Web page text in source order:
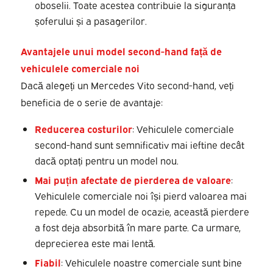
oboselii. Toate acestea contribuie la siguranța
șoferului și a pasagerilor.
Avantajele unui model second-hand față de
vehiculele comerciale noi
Dacă alegeți un Mercedes Vito second-hand, veți
beneficia de o serie de avantaje:
Reducerea costurilor: Vehiculele comerciale
second-hand sunt semnificativ mai ieftine decât
dacă optați pentru un model nou.
Mai puțin afectate de pierderea de valoare:
Vehiculele comerciale noi își pierd valoarea mai
repede. Cu un model de ocazie, această pierdere
a fost deja absorbită în mare parte. Ca urmare,
deprecierea este mai lentă.
Fiabil: Vehiculele noastre comerciale sunt bine